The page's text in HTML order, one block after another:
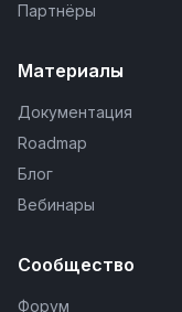
Партнёры
Материалы
Документация
Roadmap
Блог
Вебинары
Сообщество
Форум